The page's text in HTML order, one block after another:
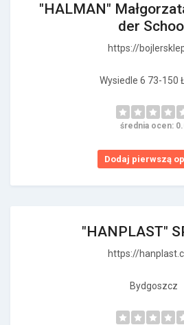
"HALMAN"
der
https://
Wysiedle 6 73-150
średnia ocen:
Dodaj pierwszą
"HANPLAST"
https://
Bydgoszcz